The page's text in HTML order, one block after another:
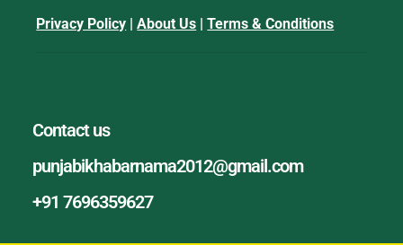
Privacy Policy |About Us |Terms & Conditions
Contact us
punjabikhabarnama2012@gmail.com
+91 7696359627